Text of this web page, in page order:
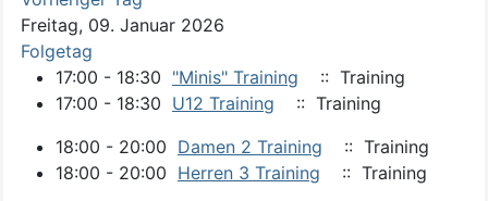
Freitag, 09. Januar 2026
Folgetag
17:00 - 18:30 "Minis" Training
:: Training
17:00 - 18:30 U12 Training
:: Training
18:00 - 20:00 Damen 2 Training
:: Training
18:00 - 20:00 Herren 3 Training
:: Training